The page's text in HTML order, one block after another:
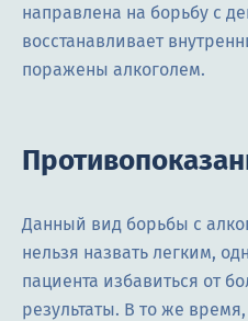
направлена на борьбу с
восстанавливает
поражены алкоголем.
Данный вид борьбы с
нельзя назвать легким,
пациента избавиться от
результаты. В то же